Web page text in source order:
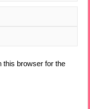
this browser for the